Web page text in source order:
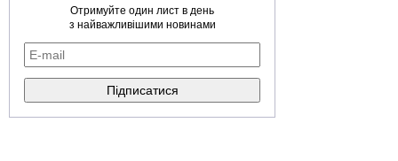
Отримуйте один лист в день
з найважливішими новинами